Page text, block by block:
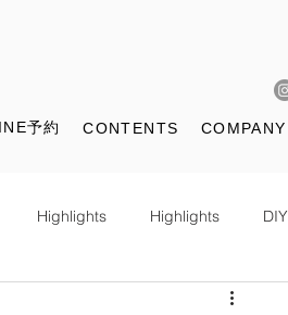
予約 CONTENTS COMPANY
Highlights Highlights DIY